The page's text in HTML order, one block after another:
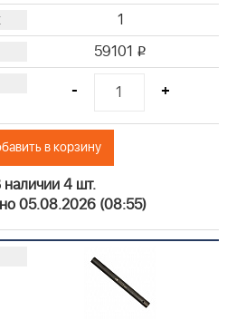
1
59101 i
- +
в корзину
наличии 4 шт.
05.08.2026 (08:55)